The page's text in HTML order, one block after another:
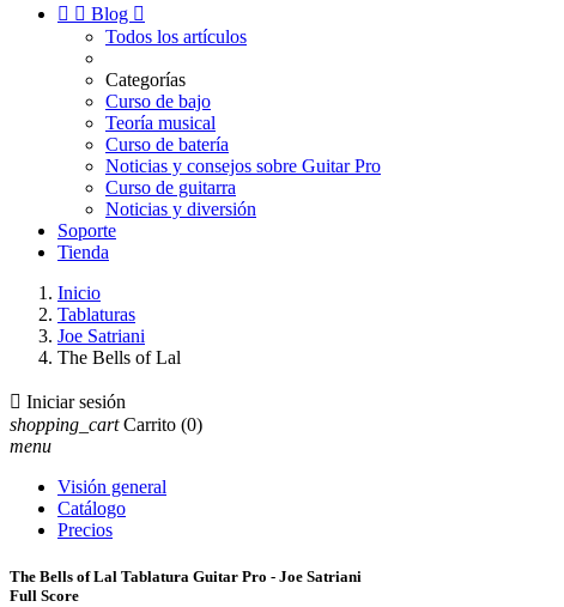
  Blog 
Todos los artículos
Categorías
Curso de bajo
Teoría musical
Curso de batería
Noticias y consejos sobre Guitar Pro
Curso de guitarra
Noticias y diversión
Soporte
Tienda
Inicio
Tablaturas
Joe Satriani
The Bells of Lal
 Iniciar sesión
shopping_cart Carrito (0)
menu
Visión general
Catálogo
Precios
The Bells of Lal Tablatura Guitar Pro - Joe Satriani
Full Score